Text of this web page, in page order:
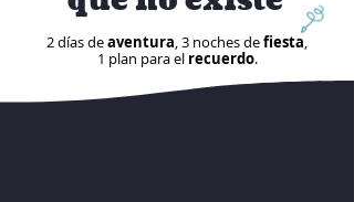
2 días deaventura, 3 noches defiesta,
1 plan para el recuerdo.